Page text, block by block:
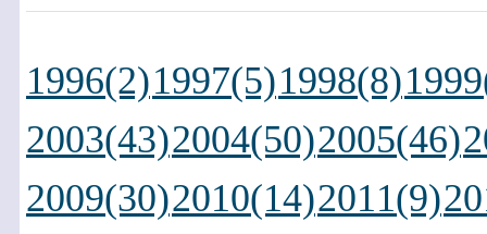
1996(2)1997(5)1998(8)
2003(43)2004(50)2005(46)
2009(30)2010(14)2011(9)